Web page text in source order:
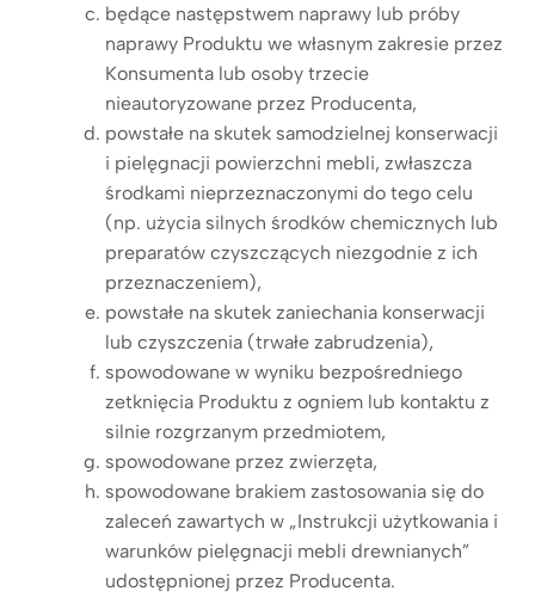
będące następstwem naprawy lub próby
naprawy Produktu we własnym zakresie przez
Konsumenta lub osoby trzecie
nieautoryzowane przez Producenta,
powstałe na skutek samodzielnej konserwacji
i pielęgnacji powierzchni mebli, zwłaszcza
środkami nieprzeznaczonymi do tego celu
(np. użycia silnych środków chemicznych lub
preparatów czyszczących niezgodnie z ich
przeznaczeniem),
powstałe na skutek zaniechania konserwacji
lub czyszczenia (trwałe zabrudzenia),
spowodowane w wyniku bezpośredniego
zetknięcia Produktu z ogniem lub kontaktu z
silnie rozgrzanym przedmiotem,
spowodowane przez zwierzęta,
spowodowane brakiem zastosowania się do
zaleceń zawartych w „Instrukcji użytkowania i
warunków pielęgnacji mebli drewnianych”
udostępnionej przez Producenta.